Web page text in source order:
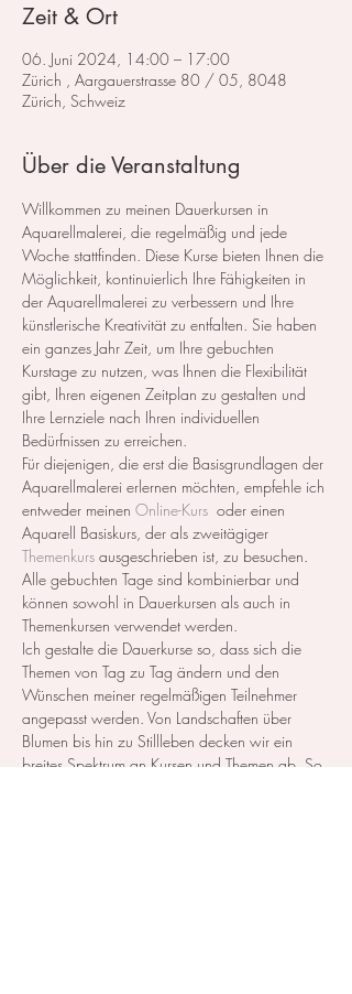
Zeit & Ort
06. Juni 2024, 14:00 – 17:00
Zürich , Aargauerstrasse 80 / 05, 8048
Zürich, Schweiz
Über die Veranstaltung
Willkommen zu meinen Dauerkursen in
Aquarellmalerei, die regelmäßig und jede
Woche stattfinden. Diese Kurse bieten Ihnen die
Möglichkeit, kontinuierlich Ihre Fähigkeiten in
der Aquarellmalerei zu verbessern und Ihre
künstlerische Kreativität zu entfalten. Sie haben
ein ganzes Jahr Zeit, um Ihre gebuchten
Kurstage zu nutzen, was Ihnen die Flexibilität
gibt, Ihren eigenen Zeitplan zu gestalten und
Ihre Lernziele nach Ihren individuellen
Bedürfnissen zu erreichen.
Für diejenigen, die erst die Basisgrundlagen der
Aquarellmalerei erlernen möchten, empfehle ich
entweder meinen Online-Kurs oder einen
Aquarell Basiskurs, der als zweitägiger
Themenkurs ausgeschrieben ist, zu besuchen.
Alle gebuchten Tage sind kombinierbar und
können sowohl in Dauerkursen als auch in
Themenkursen verwendet werden.
Ich gestalte die Dauerkurse so, dass sich die
Themen von Tag zu Tag ändern und den
Wünschen meiner regelmäßigen Teilnehmer
angepasst werden. Von Landschaften über
Blumen bis hin zu Stillleben decken wir ein
breites Spektrum an Kursen und Themen ab. So